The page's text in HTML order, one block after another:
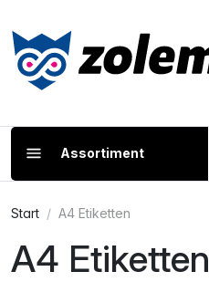
Assortiment
Start A4 Etiketten
A4 Etiketten